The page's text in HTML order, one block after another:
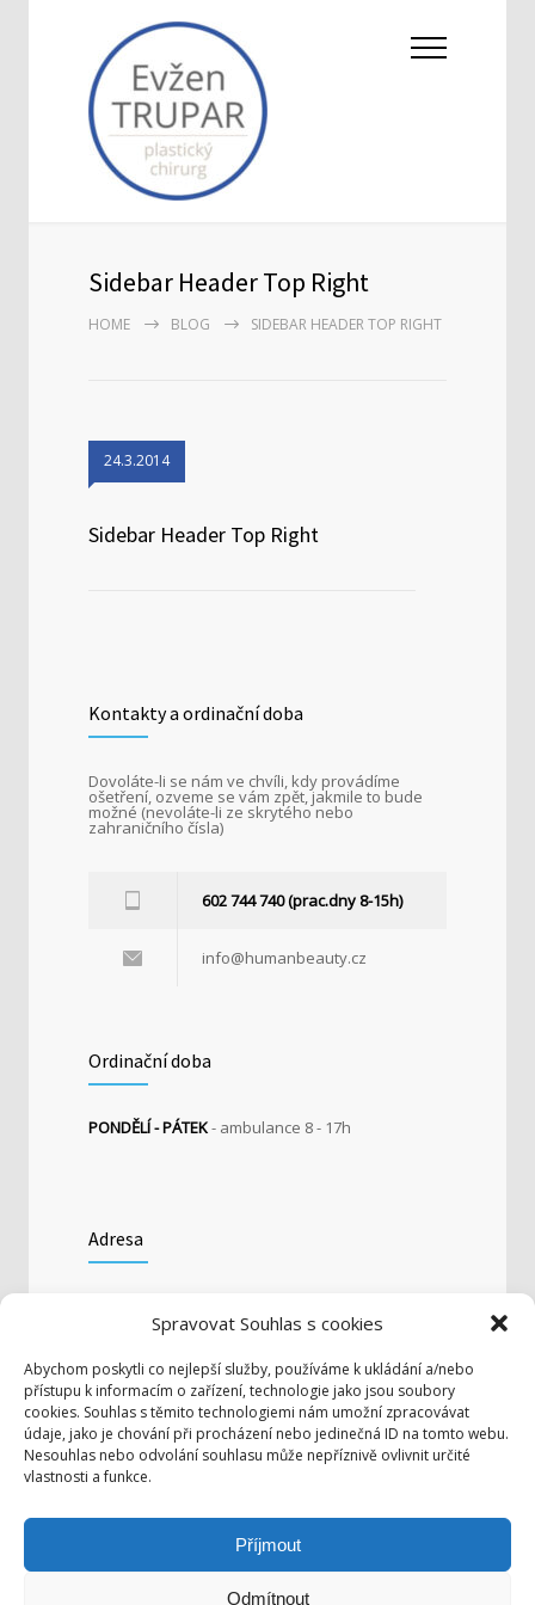
Spravovat Souhlas s cookies
Abychom poskytli co nejlepší služby, používáme k ukládání a/nebo
přístupu k informacím o zařízení, technologie jako jsou soubory
cookies. Souhlas s těmito technologiemi nám umožní zpracovávat
údaje, jako je chování při procházení nebo jedinečná ID na tomto webu.
Nesouhlas nebo odvolání souhlasu může nepříznivě ovlivnit určité
vlastnosti a funkce.
Příjmout
Odmítnout
Sidebar Header Top Right
HOME BLOG SIDEBAR HEADER TOP RIGHT
24.3.2014
Sidebar Header Top Right
Kontakty a ordinační doba
Dovoláte-li se nám ve chvíli, kdy provádíme
ošetření, ozveme se vám zpět, jakmile to bude
možné (nevoláte-li ze skrytého nebo
zahraničního čísla)
602 744 740 (prac.dny 8-15h)
info@humanbeauty.cz
Ordinační doba
PONDĚLÍ - PÁTEK- ambulance 8 - 17h
Adresa
Dornych 27, 602 00 Brno
Photostream
Odstraňování nadměrného pocení
Pooperační podprsenka PI Premium